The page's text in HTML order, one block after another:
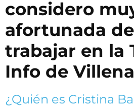
considero
afortunada
trabajar en la
Info de
¿Quién es Cristina